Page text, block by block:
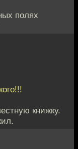
полях
книжку.